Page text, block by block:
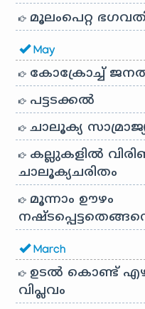
മൂലംപെറ്റ
May
കോക്രോച്ച് ജനതാ
പട്ടടക്കൽ
ചാലൂക്യ
കല്ലുകളിൽ
ചാലൂക്യചരിതം
മൂന്നാം ഊഴം
March
ഉടൽ കൊണ്ട്
വിപ്ലവം